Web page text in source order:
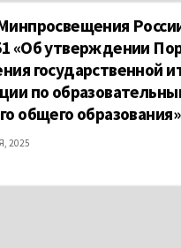
«Об утверждении
государственной
по
общего образования»
2025